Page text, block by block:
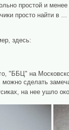
простой и менее
просто найти в
здесь:
"ББЦ" на
сделать
на нее ушло